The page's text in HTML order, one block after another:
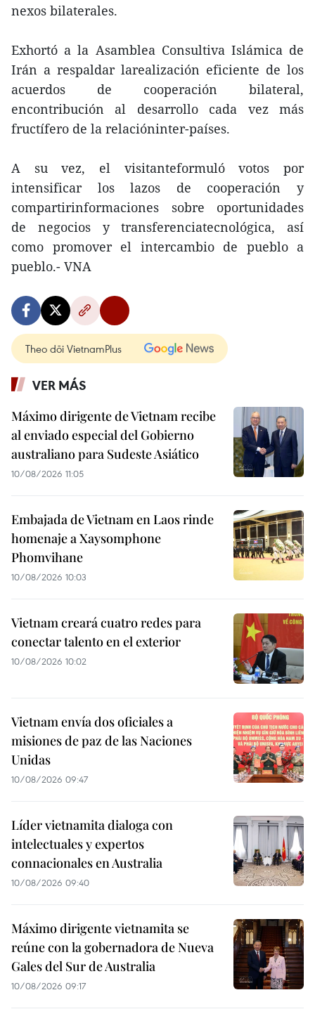
nexos bilaterales.
Exhortó a la Asamblea Consultiva Islámica de
Irán a respaldar larealización eficiente de los
acuerdos de cooperación bilateral,
encontribución al desarrollo cada vez más
fructífero de la relacióninter-países.
A su vez, el visitanteformuló votos por
intensificar los lazos de cooperación y
compartirinformaciones sobre oportunidades
de negocios y transferenciatecnológica, así
como promover el intercambio de pueblo a
pueblo.- VNA
Theo dõi VietnamPlus
VER MÁS
Máximo dirigente de Vietnam recibe
al enviado especial del Gobierno
australiano para Sudeste Asiático
10/08/2026 11:05
Embajada de Vietnam en Laos rinde
homenaje a Xaysomphone
Phomvihane
10/08/2026 10:03
Vietnam creará cuatro redes para
conectar talento en el exterior
10/08/2026 10:02
Vietnam envía dos oficiales a
misiones de paz de las Naciones
Unidas
10/08/2026 09:47
Líder vietnamita dialoga con
intelectuales y expertos
connacionales en Australia
10/08/2026 09:40
Máximo dirigente vietnamita se
reúne con la gobernadora de Nueva
Gales del Sur de Australia
10/08/2026 09:17